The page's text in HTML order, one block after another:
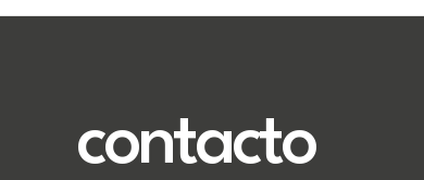
secundario
contacto